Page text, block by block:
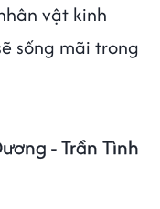
vật kinh
sống mãi trong
- Trần Tình